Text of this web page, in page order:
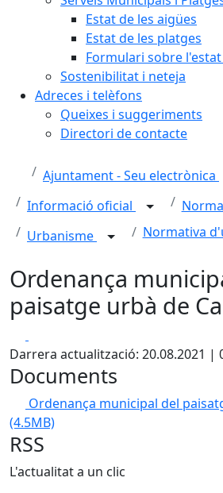
Estat de les aigües
Estat de les platges
Formulari sobre
Sostenibilitat i neteja
Adreces i telèfons
Queixes i suggeriments
Directori de contacte
Ajuntament - Seu electrònica
Informació oficial
Urbanisme
Normativa
Ordenança
paisatge urbà de
Darrera actualització: 20.08.2021 |
Documents
Ordenança municipal del
(4.5MB)
RSS
L'actualitat a un clic